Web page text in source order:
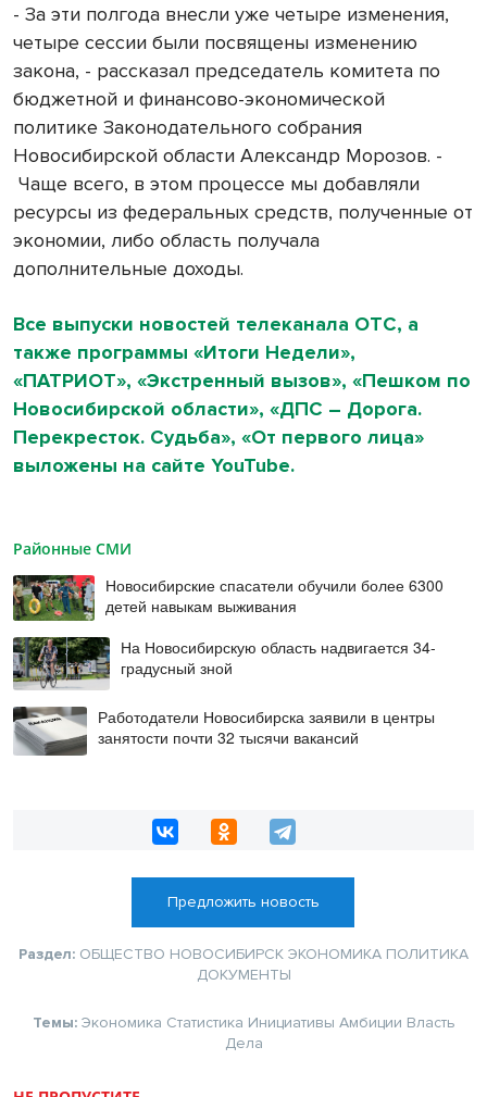
- За эти полгода внесли уже четыре изменения,
четыре сессии были посвящены изменению
закона, - рассказал председатель комитета по
бюджетной и финансово-экономической
политике Законодательного собрания
Новосибирской области Александр Морозов. -
Чаще всего, в этом процессе мы добавляли
ресурсы из федеральных средств, полученные от
экономии, либо область получала
дополнительные доходы.
Все выпуски новостей телеканала ОТС, а
также программы «Итоги Недели»,
«ПАТРИОТ», «Экстренный вызов», «Пешком по
Новосибирской области», «ДПС – Дорога.
Перекресток. Судьба», «От первого лица»
выложены на сайте YouTube.
Районные СМИ
Новосибирские спасатели обучили более 6300
детей навыкам выживания
На Новосибирскую область надвигается 34-
градусный зной
Работодатели Новосибирска заявили в центры
занятости почти 32 тысячи вакансий
Предложить новость
Раздел: ОБЩЕСТВО НОВОСИБИРСК ЭКОНОМИКА ПОЛИТИКА
ДОКУМЕНТЫ
Темы: Экономика Статистика Инициативы Амбиции Власть
Дела